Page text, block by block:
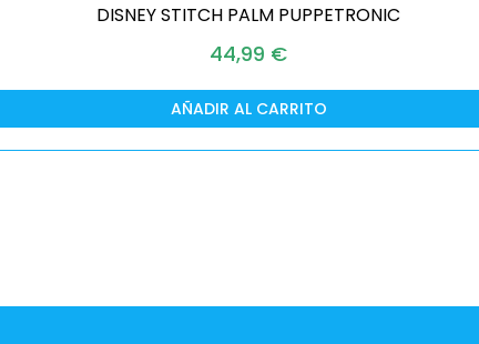
DISNEY STITCH PALM PUPPETRONIC
44,99 €
AÑADIR AL CARRITO